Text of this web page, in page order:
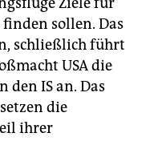
sollen. Das
schließlich führt
USA die
IS an. Das
die
ihrer